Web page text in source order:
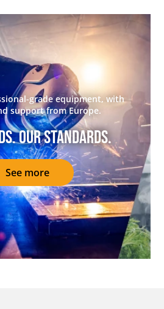
grade equipment, with
support from Europe.
Our standards.
See more